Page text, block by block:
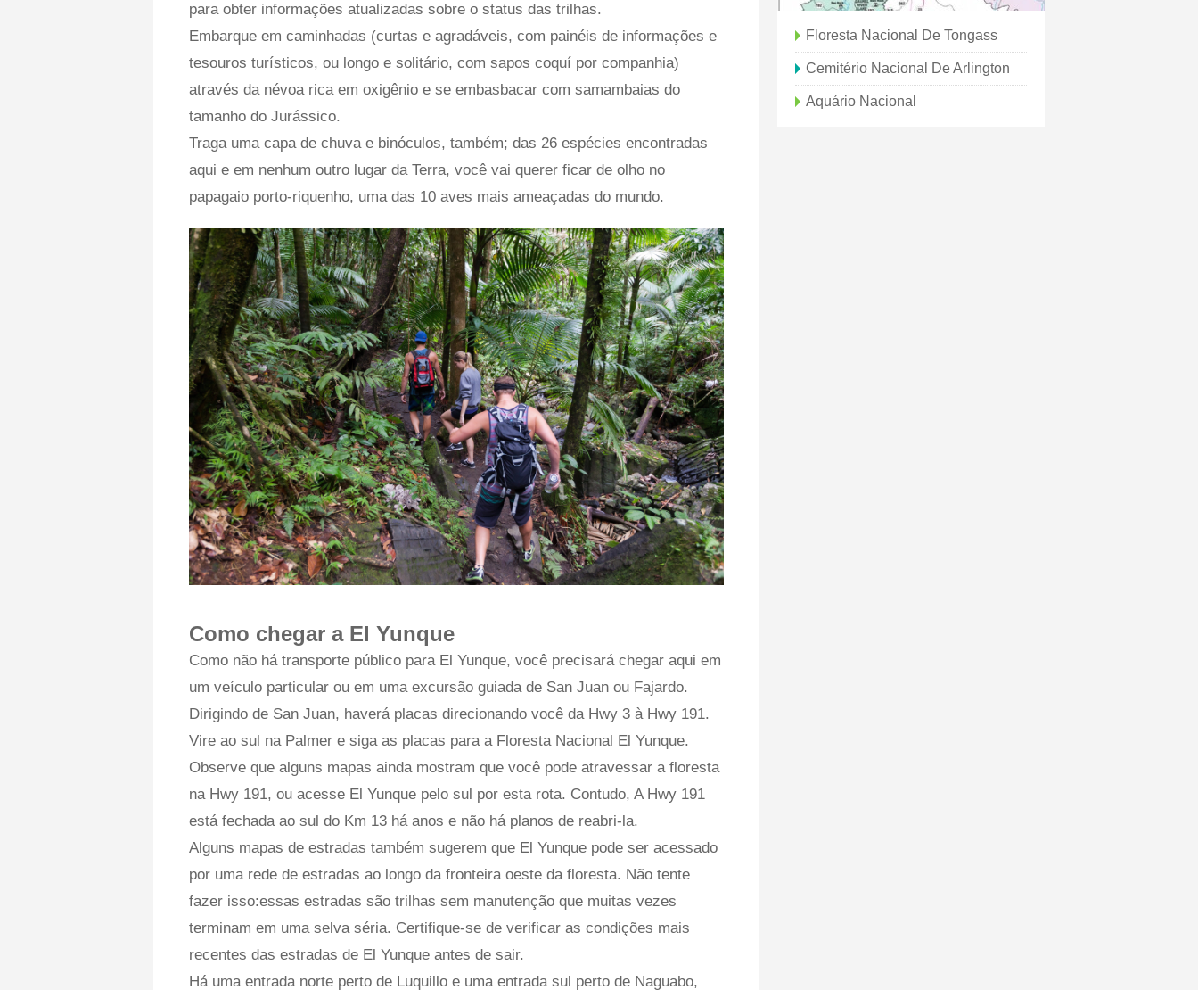
para obter informações atualizadas sobre o status das trilhas.
Embarque em caminhadas (curtas e agradáveis, com painéis de informações e
tesouros turísticos, ou longo e solitário, com sapos coquí por companhia)
através da névoa rica em oxigênio e se embasbacar com samambaias do
tamanho do Jurássico.
Traga uma capa de chuva e binóculos, também; das 26 espécies encontradas
aqui e em nenhum outro lugar da Terra, você vai querer ficar de olho no
papagaio porto-riquenho, uma das 10 aves mais ameaçadas do mundo.
Como chegar a El Yunque
Como não há transporte público para El Yunque, você precisará chegar aqui em
um veículo particular ou em uma excursão guiada de San Juan ou Fajardo.
Dirigindo de San Juan, haverá placas direcionando você da Hwy 3 à Hwy 191.
Vire ao sul na Palmer e siga as placas para a Floresta Nacional El Yunque.
Observe que alguns mapas ainda mostram que você pode atravessar a floresta
na Hwy 191, ou acesse El Yunque pelo sul por esta rota. Contudo, A Hwy 191
está fechada ao sul do Km 13 há anos e não há planos de reabri-la.
Alguns mapas de estradas também sugerem que El Yunque pode ser acessado
por uma rede de estradas ao longo da fronteira oeste da floresta. Não tente
fazer isso:essas estradas são trilhas sem manutenção que muitas vezes
terminam em uma selva séria. Certifique-se de verificar as condições mais
recentes das estradas de El Yunque antes de sair.
Há uma entrada norte perto de Luquillo e uma entrada sul perto de Naguabo,
Floresta Nacional De Tongass
Cemitério Nacional De Arlington
Aquário Nacional